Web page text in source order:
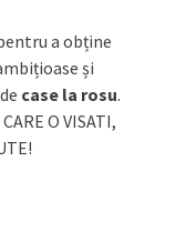
a obține
și
de case la rosu.
O VISATI,